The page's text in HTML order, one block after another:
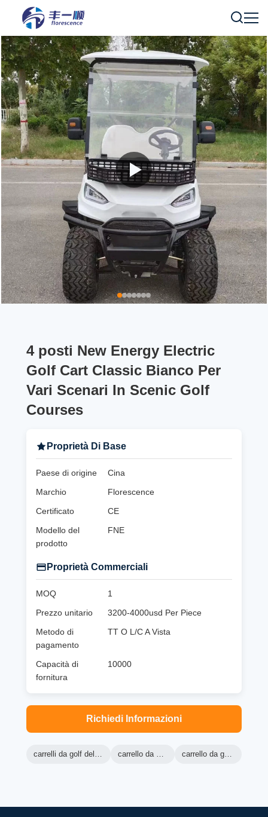
4 posti New Energy Electric
Golf Cart Classic Bianco Per
Vari Scenari In Scenic Golf
Courses
Proprietà Di Base
Paese di origine
Cina
Marchio
Florescence
Certificato
CE
Modello del
prodotto
FNE
Proprietà Commerciali
MOQ
1
Prezzo unitario
3200-4000usd Per Piece
Metodo di
pagamento
TT O L/C A Vista
Capacità di
fornitura
10000
Richiedi Informazioni
carrelli da golf della macchina verde carrello da golf del ranger carrello da golf elettrico lsv